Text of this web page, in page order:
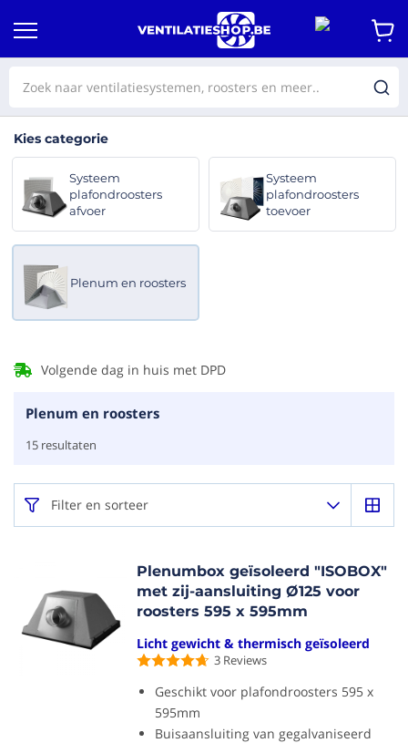
Kies categorie
Systeem
plafondroosters
afvoer
Systeem
plafondroosters
toevoer
Plenum en roosters
Volgende dag in huis met DPD
Plenum en roosters
15 resultaten
Filter en sorteer
Plenumbox geïsoleerd "ISOBOX"
met zij-aansluiting Ø125 voor
roosters 595 x 595mm
Licht gewicht & thermisch geïsoleerd
3 Reviews
Geschikt voor plafondroosters 595 x
595mm
Buisaansluiting van gegalvaniseerd